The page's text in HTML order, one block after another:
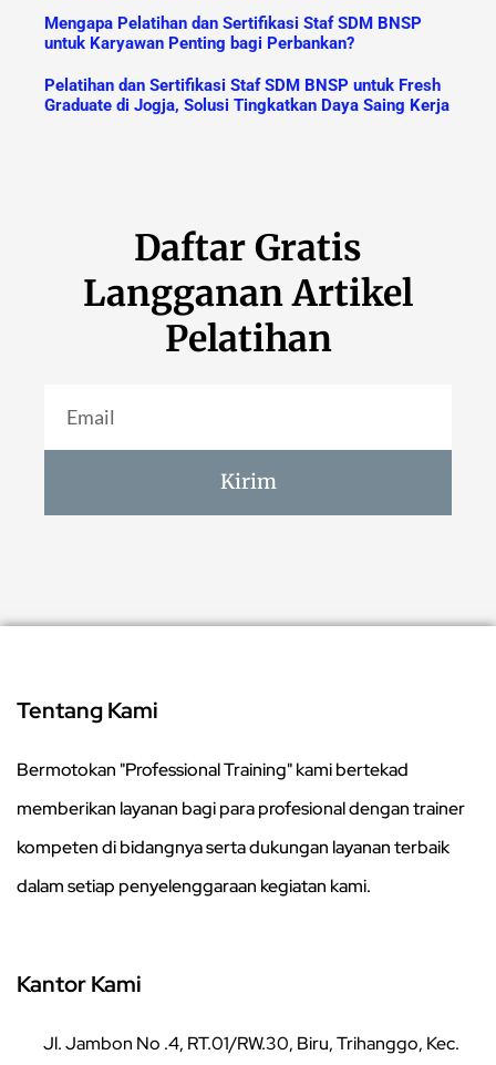
Mengapa Pelatihan dan Sertifikasi Staf SDM BNSP
untuk Karyawan Penting bagi Perbankan?
Pelatihan dan Sertifikasi Staf SDM BNSP untuk Fresh
Graduate di Jogja, Solusi Tingkatkan Daya Saing Kerja
Daftar Gratis
Langganan Artikel
Pelatihan
Kirim
Tentang Kami
Bermotokan "Professional Training" kami bertekad
memberikan layanan bagi para profesional dengan trainer
kompeten di bidangnya serta dukungan layanan terbaik
dalam setiap penyelenggaraan kegiatan kami.
Kantor Kami
Jl. Jambon No .4, RT.01/RW.30, Biru, Trihanggo, Kec.